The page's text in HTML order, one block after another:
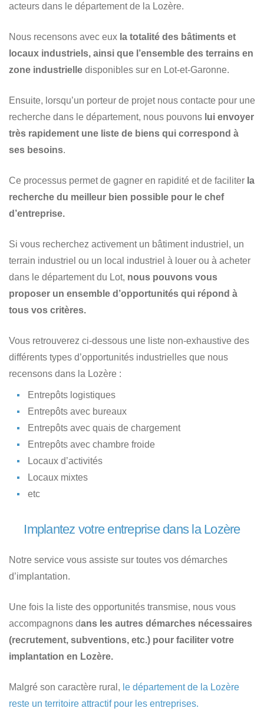
acteurs dans le département de la Lozère.
Nous recensons avec eux la totalité des bâtiments et
locaux industriels, ainsi que l’ensemble des terrains en
zone industrielle disponibles sur en Lot-et-Garonne.
Ensuite, lorsqu’un porteur de projet nous contacte pour une
recherche dans le département, nous pouvons lui envoyer
très rapidement une liste de biens qui correspond à
ses besoins.
Ce processus permet de gagner en rapidité et de faciliter la
recherche du meilleur bien possible pour le chef
d’entreprise.
Si vous recherchez activement un bâtiment industriel, un
terrain industriel ou un local industriel à louer ou à acheter
dans le département du Lot, nous pouvons vous
proposer un ensemble d’opportunités qui répond à
tous vos critères.
Vous retrouverez ci-dessous une liste non-exhaustive des
différents types d’opportunités industrielles que nous
recensons dans la Lozère :
Entrepôts logistiques
Entrepôts avec bureaux
Entrepôts avec quais de chargement
Entrepôts avec chambre froide
Locaux d’activités
Locaux mixtes
etc
Implantez votre entreprise dans la Lozère
Notre service vous assiste sur toutes vos démarches
d’implantation.
Une fois la liste des opportunités transmise, nous vous
accompagnons dans les autres démarches nécessaires
(recrutement, subventions, etc.) pour faciliter votre
implantation en Lozère.
Malgré son caractère rural, le département de la Lozère
reste un territoire attractif pour les entreprises.